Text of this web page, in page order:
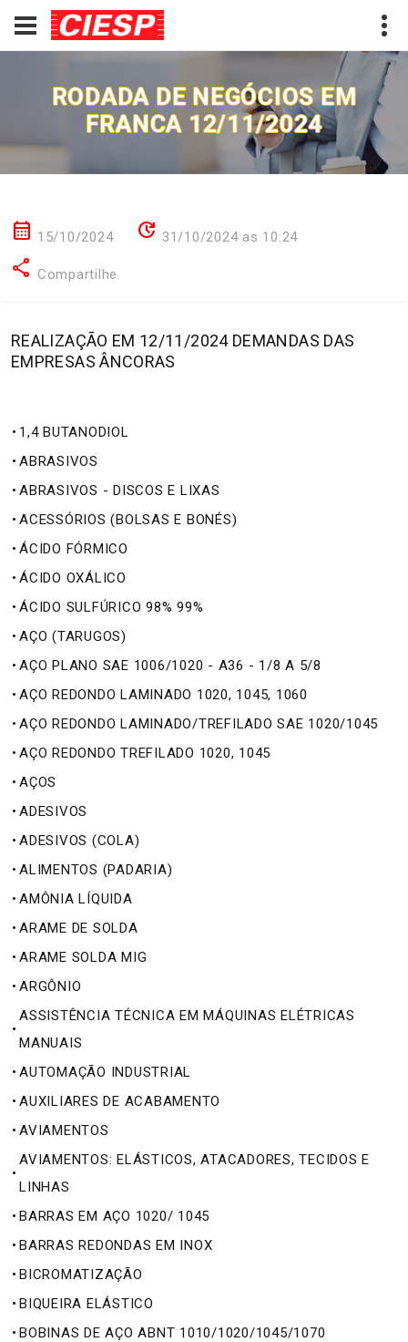
RODADA DE NEGÓCIOS EM
FRANCA 12/11/2024
calendar_month 15/10/2024 update 31/10/2024 as 10:24
share Compartilhe
REALIZAÇÃO EM 12/11/2024 DEMANDAS DAS
EMPRESAS ÂNCORAS
• 1,4 BUTANODIOL
• ABRASIVOS
• ABRASIVOS - DISCOS E LIXAS
• ACESSÓRIOS (BOLSAS E BONÉS)
• ÁCIDO FÓRMICO
• ÁCIDO OXÁLICO
• ÁCIDO SULFÚRICO 98% 99%
• AÇO (TARUGOS)
• AÇO PLANO SAE 1006/1020 - A36 - 1/8 A 5/8
• AÇO REDONDO LAMINADO 1020, 1045, 1060
• AÇO REDONDO LAMINADO/TREFILADO SAE 1020/1045
• AÇO REDONDO TREFILADO 1020, 1045
• AÇOS
• ADESIVOS
• ADESIVOS (COLA)
• ALIMENTOS (PADARIA)
• AMÔNIA LÍQUIDA
• ARAME DE SOLDA
• ARAME SOLDA MIG
• ARGÔNIO
•
ASSISTÊNCIA TÉCNICA EM MÁQUINAS ELÉTRICAS
MANUAIS
• AUTOMAÇÃO INDUSTRIAL
• AUXILIARES DE ACABAMENTO
• AVIAMENTOS
•
AVIAMENTOS: ELÁSTICOS, ATACADORES, TECIDOS E
LINHAS
• BARRAS EM AÇO 1020/ 1045
• BARRAS REDONDAS EM INOX
• BICROMATIZAÇÃO
• BIQUEIRA ELÁSTICO
• BOBINAS DE AÇO ABNT 1010/1020/1045/1070